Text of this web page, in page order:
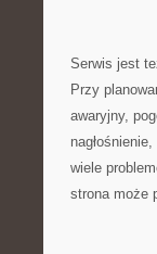
Serwis jest
Przy
awaryjny,
wiele
strona może